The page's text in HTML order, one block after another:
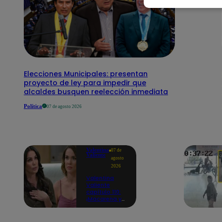
Elecciones Municipales: presentan
proyecto de ley para impedir que
alcaldes busquen reelección inmediata
Política 07 de agosto 2026
Valentina
Valiente
07 de
agosto
2026
Valentina
Valiente
capítulo 110:
¡Macarena ya